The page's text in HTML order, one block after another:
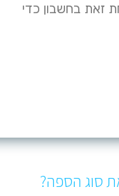
זאת בחשבון כדי
סוג הספה?